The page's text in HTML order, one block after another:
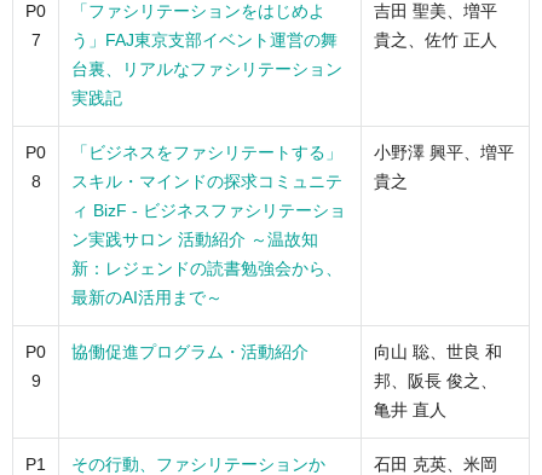
P0
7
「ファシリテーションをはじめよ
う」FAJ東京支部イベント運営の舞
台裏、リアルなファシリテーション
実践記
吉田 聖美、増平
貴之、佐竹 正人
P0
8
「ビジネスをファシリテートする」
スキル・マインドの探求コミュニテ
ィ BizF - ビジネスファシリテーショ
ン実践サロン 活動紹介 ～温故知
新：レジェンドの読書勉強会から、
最新のAI活用まで～
小野澤 興平、増平
貴之
P0
9
協働促進プログラム・活動紹介
向山 聡、世良 和
邦、阪長 俊之、
亀井 直人
P1
その行動、ファシリテーションか
石田 克英、米岡